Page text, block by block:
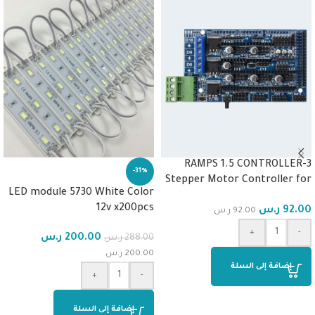
RAMPS 1.5 CONTROLLER-3
Stepper Motor Controller for
92.00 ر.س 92.00 ر.س
-
+
إضافة إلى السلة
-31%
LED module 5730 White Color
12v x200pcs
288.00 ر.س 200.00 ر.س
200.00 ر.س
-
+
إضافة إلى السلة